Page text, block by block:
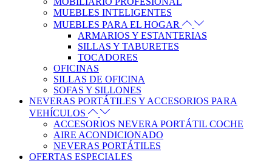
MUEBLES INTELIGENTES
MUEBLES PARA EL HOGAR
ARMARIOS Y ESTANTERIAS
SILLAS Y TABURETES
TOCADORES
OFICINAS
SILLAS DE OFICINA
SOFAS Y SILLONES
NEVERAS PORTÁTILES Y ACCESORIOS PARA
VEHÍCULOS
ACCESORIOS NEVERA PORTÁTIL COCHE
AIRE ACONDICIONADO
NEVERAS PORTÁTILES
OFERTAS ESPECIALES